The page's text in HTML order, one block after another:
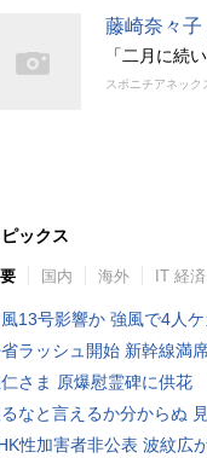
藤崎奈々子
「二月に続
スポニチアネック
ピックス
国内 海外 IT 経済
13号影響か 強風で4人
ラッシュ開始 新幹線満
さま 原爆慰霊碑に供花
るなと言えるか分からぬ
性加害者非公表 波紋広